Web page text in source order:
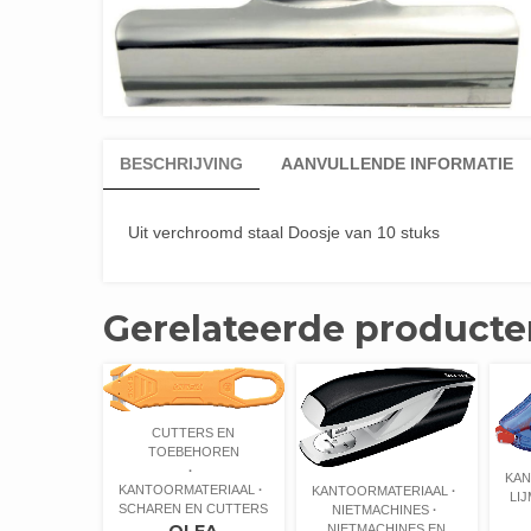
BESCHRIJVING AANVULLENDE INFORMATIE
Uit verchroomd staal Doosje van 10 stuks
Gerelateerde
CUTTERS EN
TOEBEHOREN
KANTOORMATERIAAL
SCHAREN EN CUTTERS
KANTOORMATERIAAL
NIETMACHINES